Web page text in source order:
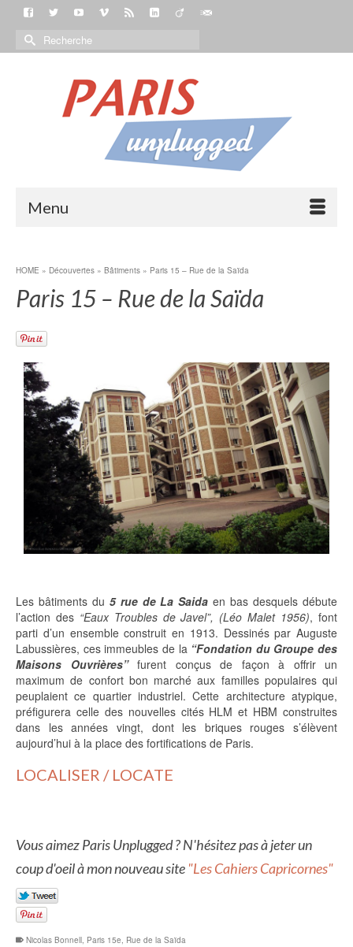
Menu
HOME » Découvertes » Bâtiments » Paris 15 – Rue de la Saïda
Paris 15 – Rue de la Saïda
Les bâtiments du 5 rue de La Saida en bas desquels débute
l’action des “Eaux Troubles de Javel”, (Léo Malet 1956), font
parti d’un ensemble construit en 1913. Dessinés par Auguste
Labussières, ces immeubles de la “Fondation du Groupe des
Maisons Ouvrières”furent conçus de façon à offrir un
maximum de confort bon marché aux familles populaires qui
peuplaient ce quartier industriel. Cette architecture atypique,
préfigurera celle des nouvelles cités HLM et HBM construites
dans les années vingt, dont les briques rouges s’élèvent
aujourd’hui à la place des fortifications de Paris.
LOCALISER / LOCATE
Vous aimez Paris Unplugged ? N'hésitez pas à jeter un
coup d'oeil à mon nouveau site "Les Cahiers Capricornes"
Nicolas Bonnell, Paris 15e, Rue de la Saïda